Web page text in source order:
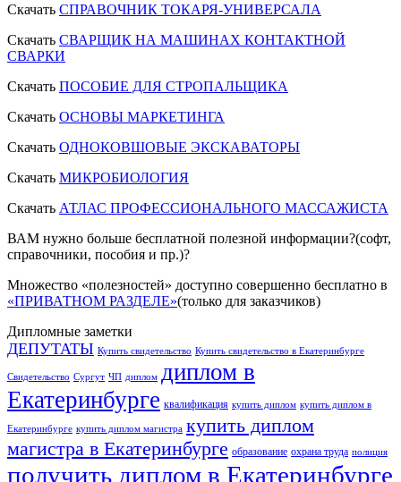
Скачать СПРАВОЧНИК ТОКАРЯ-УНИВЕРСАЛА
Скачать СВАРЩИК НА МАШИНАХ КОНТАКТНОЙ
СВАРКИ
Скачать ПОСОБИЕ ДЛЯ СТРОПАЛЬЩИКА
Скачать ОСНОВЫ МАРКЕТИНГА
Скачать ОДНОКОВШОВЫЕ ЭКСКАВАТОРЫ
Скачать МИКРОБИОЛОГИЯ
Скачать АТЛАС ПРОФЕССИОНАЛЬНОГО МАССАЖИСТА
ВАМ нужно больше бесплатной полезной информации?(софт,
справочники, пособия и пр.)?
Множество «полезностей» доступно совершенно бесплатно в
«ПРИВАТНОМ РАЗДЕЛЕ»(только для заказчиков)
Дипломные заметки
ДЕПУТАТЫ Купить свидетельство Купить свидетельство в Екатеринбурге
Свидетельство Сургут ЧП диплом диплом в
Екатеринбурге квалификация купить диплом купить диплом в
Екатеринбурге купить диплом магистра купить диплом
магистра в Екатеринбурге образование охрана труда полиция
получить диплом в Екатеринбурге